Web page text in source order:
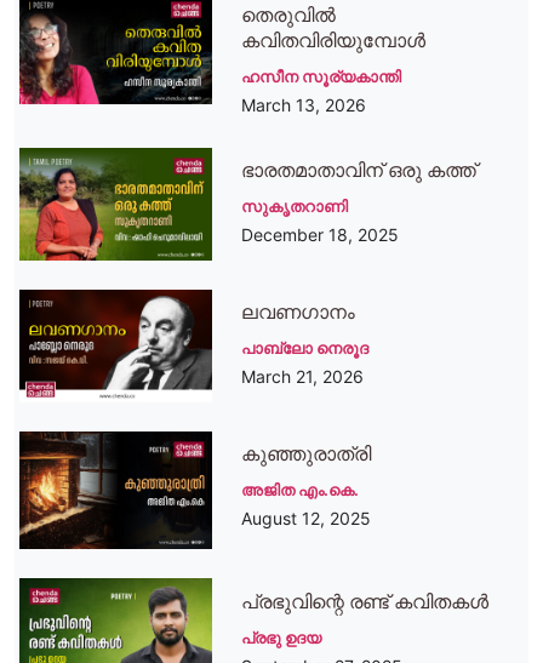
തെരുവിൽ
കവിതവിരിയുമ്പോൾ
ഹസീന സൂര്യകാന്തി
March 13, 2026
ഭാരതമാതാവിന് ഒരു കത്ത്
സുകൃതറാണി
December 18, 2025
ലവണഗാനം
പാബ്ലോ നെരൂദ
March 21, 2026
കുഞ്ഞുരാത്രി
അജിത എം.കെ.
August 12, 2025
പ്രഭുവിന്റെ രണ്ട് കവിതകള്‍
പ്രഭു ഉദയ